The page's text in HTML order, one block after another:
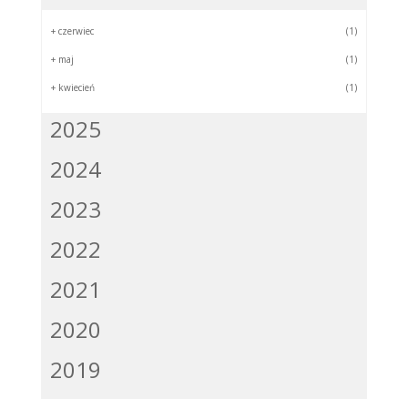
+ czerwiec (1)
+ maj (1)
+ kwiecień (1)
2025
2024
2023
2022
2021
2020
2019